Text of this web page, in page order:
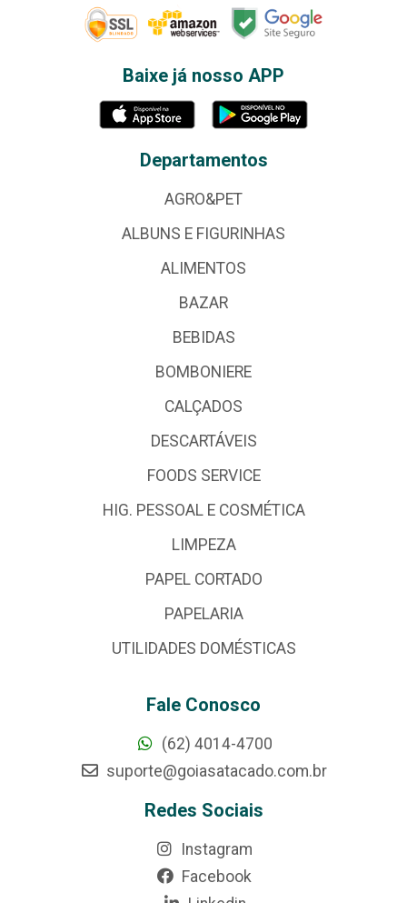
Baixe já nosso APP
Departamentos
AGRO&PET
ALBUNS E FIGURINHAS
ALIMENTOS
BAZAR
BEBIDAS
BOMBONIERE
CALÇADOS
DESCARTÁVEIS
FOODS SERVICE
HIG. PESSOAL E COSMÉTICA
LIMPEZA
PAPEL CORTADO
PAPELARIA
UTILIDADES DOMÉSTICAS
Fale Conosco
(62) 4014-4700
suporte@goiasatacado.com.br
Redes Sociais
Instagram
Facebook